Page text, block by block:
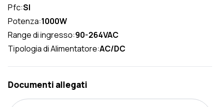
Pfc:SI
Potenza:1000W
Range di ingresso:90-264VAC
Tipologia di Alimentatore:AC/DC
Documenti allegati